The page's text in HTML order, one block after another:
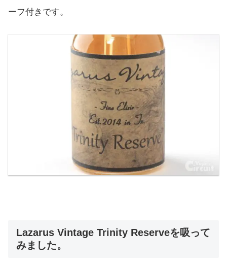
ーフ付きです。
Lazarus Vintage Trinity Reserveを吸って
みました。